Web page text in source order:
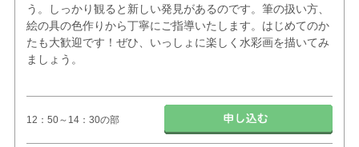
う。しっかり観ると新しい発見があるのです。筆の扱い方、
絵の具の色作りから丁寧にご指導いたします。はじめてのか
たも大歓迎です！ぜひ、いっしょに楽しく水彩画を描いてみ
ましょう。
12：50～14：30の部